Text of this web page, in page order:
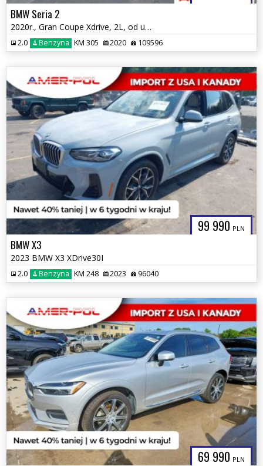
BMW Seria 2
2020r., Gran Coupe Xdrive, 2L, od ubezpieczalni
2.0 Benzyna KM 305 2020 109596
99 990 PLN
BMW X3
2023 BMW X3 XDrive30I
2.0 Benzyna KM 248 2023 96040
69 990 PLN